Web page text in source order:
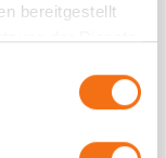
bereitgestellt
der Dienste